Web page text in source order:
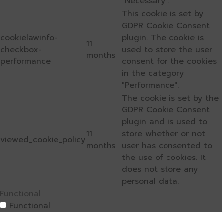
cookielawinfo-
checkbox-
performance
11
months
This cookie is set by
GDPR Cookie Consent
plugin. The cookie is
used to store the user
consent for the cookies
in the category
"Performance".
viewed_cookie_policy11
months
The cookie is set by the
GDPR Cookie Consent
plugin and is used to
store whether or not
user has consented to
the use of cookies. It
does not store any
personal data.
Functional
Functional